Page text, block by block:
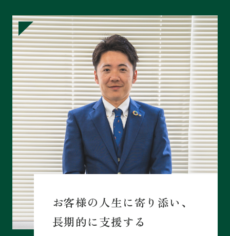
お客様の人生に寄り添い、
長期的に支援する